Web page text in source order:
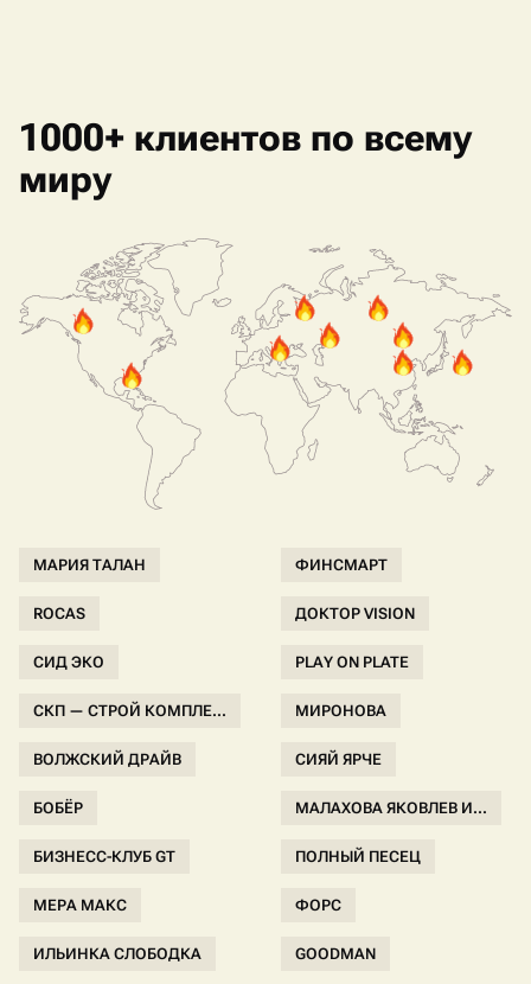
1000+ клиентов по всему
миру
МАРИЯ ТАЛАН ФИНСМАРТ
ROCAS ДОКТОР VISION
СИД ЭКО PLAY ON PLATE
СКП — СТРОЙ КОМПЛЕ... МИРОНОВА
ВОЛЖСКИЙ ДРАЙВ СИЯЙ ЯРЧЕ
БОБЁР МАЛАХОВА ЯКОВЛЕВ И...
БИЗНЕСС-КЛУБ GT ПОЛНЫЙ ПЕСЕЦ
МЕРА МАКС ФОРС
ИЛЬИНКА СЛОБОДКА GOODMAN